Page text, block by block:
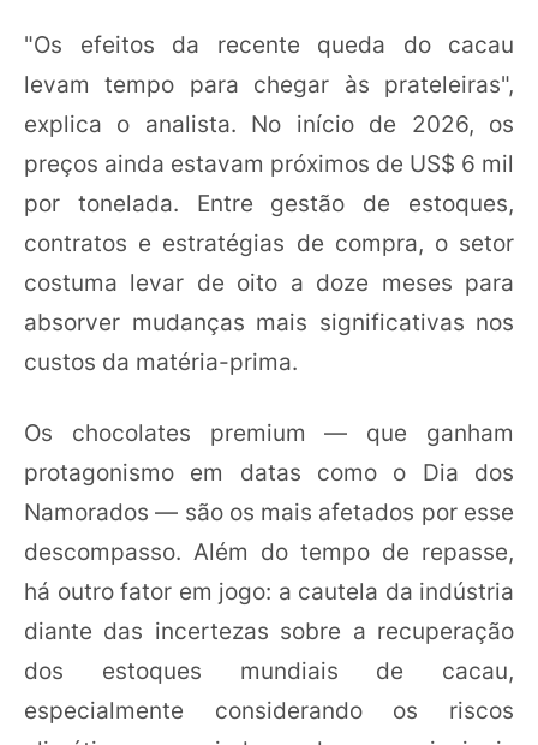
"Os efeitos da recente queda do cacau
levam tempo para chegar às prateleiras",
explica o analista. No início de 2026, os
preços ainda estavam próximos de US$ 6 mil
por tonelada. Entre gestão de estoques,
contratos e estratégias de compra, o setor
costuma levar de oito a doze meses para
absorver mudanças mais significativas nos
custos da matéria-prima.
Os chocolates premium — que ganham
protagonismo em datas como o Dia dos
Namorados — são os mais afetados por esse
descompasso. Além do tempo de repasse,
há outro fator em jogo: a cautela da indústria
diante das incertezas sobre a recuperação
dos estoques mundiais de cacau,
especialmente considerando os riscos